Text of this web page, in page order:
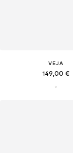
VEJA
149,00 €